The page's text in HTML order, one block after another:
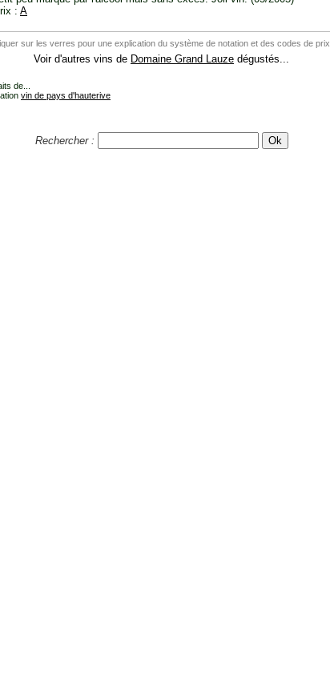
: A
sur les verres pour une explication du système de notation et des codes de prix.
Voir d'autres vins de Domaine Grand Lauze dégustés...
de...
vin de pays d'hauterive
Rechercher :